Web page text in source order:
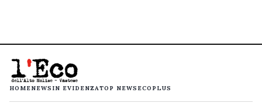
HOMENEWS IN EVIDENZATOP NEWS ECOPLUS